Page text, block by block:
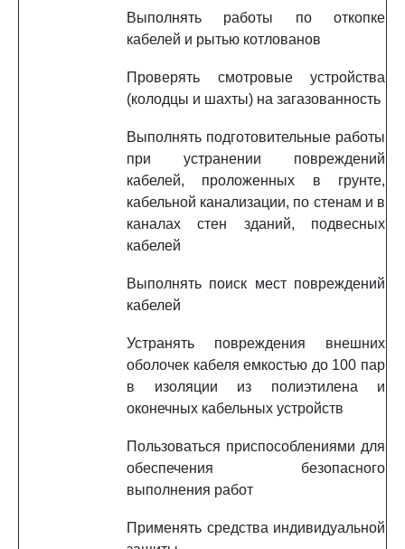
Выполнять работы по откопке
кабелей и рытью котлованов
Проверять смотровые устройства
(колодцы и шахты) на загазованность
Выполнять подготовительные работы
при устранении повреждений
кабелей, проложенных в грунте,
кабельной канализации, по стенам и в
каналах стен зданий, подвесных
кабелей
Выполнять поиск мест повреждений
кабелей
Устранять повреждения внешних
оболочек кабеля емкостью до 100 пар
в изоляции из полиэтилена и
оконечных кабельных устройств
Пользоваться приспособлениями для
обеспечения безопасного
выполнения работ
Применять средства индивидуальной